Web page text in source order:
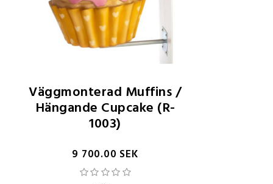
Väggmonterad Muffins /
Hängande Cupcake (R-
1003)
9 700.00 SEK